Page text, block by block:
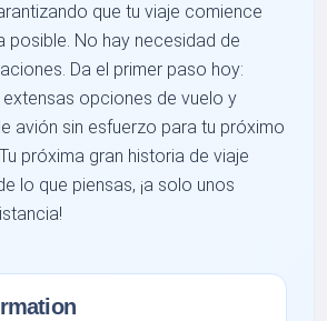
que tu viaje comience
posible. No hay necesidad de
Da el primer paso hoy:
opciones de vuelo y
avión sin esfuerzo para tu próximo
próxima gran historia de viaje
lo que piensas, ¡a solo unos